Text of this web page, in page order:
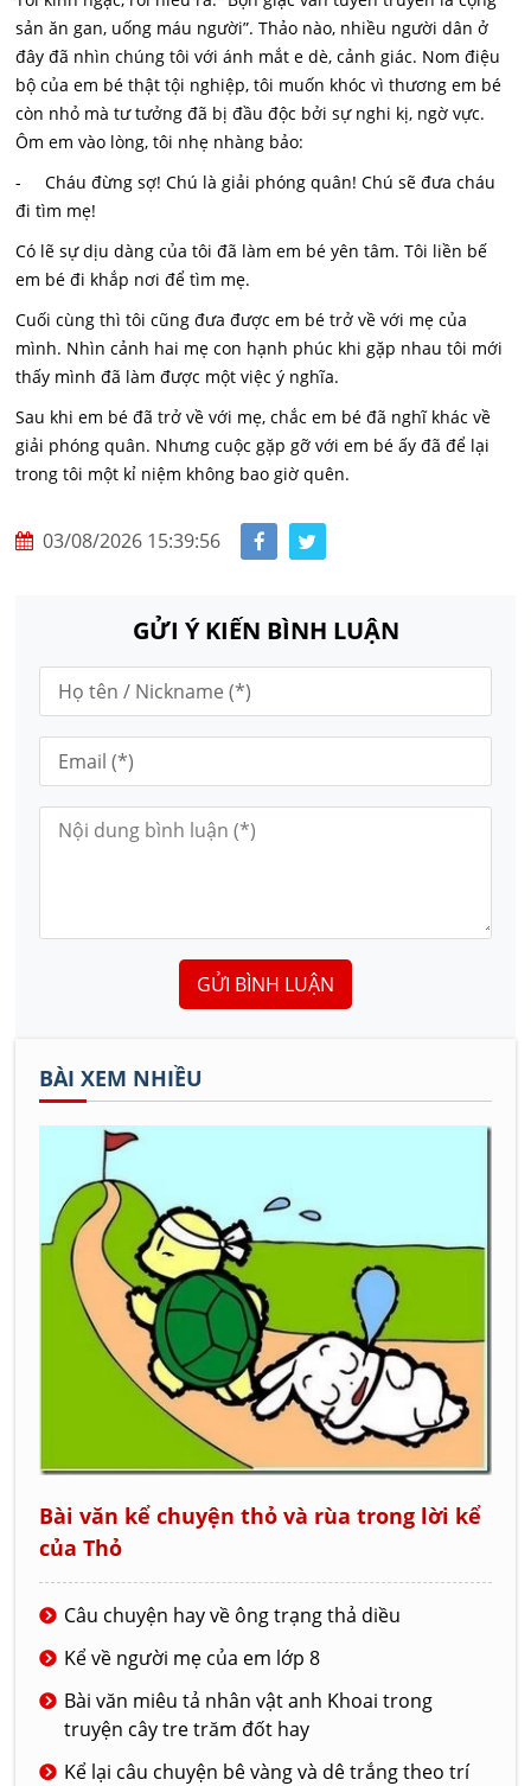
sản ăn gan, uống máu người”. Thảo nào, nhiều người dân ở
đây đã nhìn chúng tôi với ánh mắt e dè, cảnh giác. Nom điệu
bộ của em bé thật tội nghiệp, tôi muốn khóc vì thương em bé
còn nhỏ mà tư tưởng đã bị đầu độc bởi sự nghi kị, ngờ vực.
Ôm em vào lòng, tôi nhẹ nhàng bảo:
- Cháu đừng sợ! Chú là giải phóng quân! Chú sẽ đưa cháu
đi tìm mẹ!
Có lẽ sự dịu dàng của tôi đã làm em bé yên tâm. Tôi liền bế
em bé đi khắp nơi để tìm mẹ.
Cuối cùng thì tôi cũng đưa được em bé trở về với mẹ của
mình. Nhìn cảnh hai mẹ con hạnh phúc khi gặp nhau tôi mới
thấy mình đã làm được một việc ý nghĩa.
Sau khi em bé đã trở về với mẹ, chắc em bé đã nghĩ khác về
giải phóng quân. Nhưng cuộc gặp gỡ với em bé ấy đã để lại
trong tôi một kỉ niệm không bao giờ quên.
03/08/2026 15:39:56
GỬI Ý KIẾN BÌNH LUẬN
GỬI BÌNH LUẬN
BÀI XEM NHIỀU
Bài văn kể chuyện thỏ và rùa trong lời kể
của Thỏ
Câu chuyện hay về ông trạng thả diều
Kể về người mẹ của em lớp 8
Bài văn miêu tả nhân vật anh Khoai trong
truyện cây tre trăm đốt hay
Kể lại câu chuyện bê vàng và dê trắng theo trí